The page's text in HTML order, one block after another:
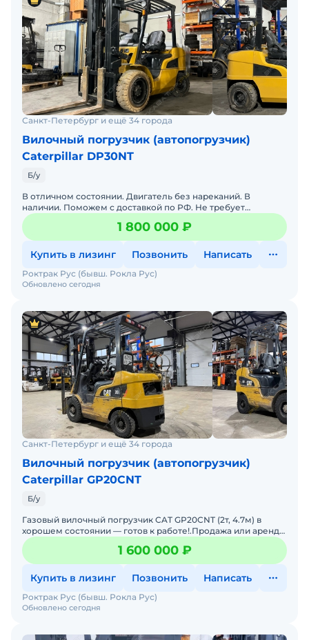
Комплектация:
Мачта 4500мм со свободным подъёмом;
Дизельный двигатель Tumosan 3DN-29I-048C,
Турция;
Автоматическая трансмиссия и ведущий мост
Hyundai;
Дисковые тормоза с масляным охлаждением;
3-контурная гидравлика;
Ручные рычаги управления гидравлическими
функциями;
Навесное устройство бокового смещения вил;
Вилы 1200мм;
Колёса пневматические;
Светодиодное освещение: передние фары,
индикаторы поворотов, комбинированные задние
фонари, проблесковый маячок;
Звуковой сигнал заднего хода, ремень
Цветной дисплей с индикаторами состояния
систем погрузчика.
Срок поставки
Погрузчик в указанной комплектации находится
на складе в Санкт-Петербурге. Двигатель без
нареканий. Помогу с доставкой. Не требует
вложений. Обслуживалась у оф. дилера. Готова к
эксплуатации.
Санкт-Петербург и ещё 34 города
Вилочный погрузчик (автопогрузчик)
Caterpillar DP30NT
Б/у
В отличном состоянии. Двигатель без нареканий. В
наличии. Поможем с доставкой по РФ. Не требует
вложений. Готова к эксплуатации. Склад запасных частей.
Се
1 800 000 ₽
Купить в лизинг Позвонить Написать
Обновлено сегодня
Роктрак Рус (бывш. Рокла Рус)
Санкт-Петербург и ещё 34 города
Вилочный погрузчик (автопогрузчик)
Caterpillar GP20CNT
Б/у
Газовый вилочный погрузчик CAT GP20CNT (2т, 4.7м) в
хорошем состоянии — готов к работе!.Продажа или аренда
от 1 месяца..2016 г., 12.674 м/ч - 1 600 000р.
1 600 000 ₽
Купить в лизинг Позвонить Написать
Обновлено сегодня
Роктрак Рус (бывш. Рокла Рус)